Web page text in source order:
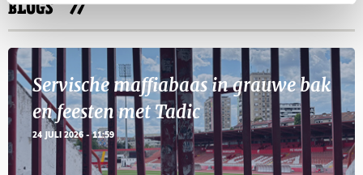
BLOGS
Servische maffiabaas in grauwe bak
en feesten met Tadic
24 JULI 2026 - 11:59